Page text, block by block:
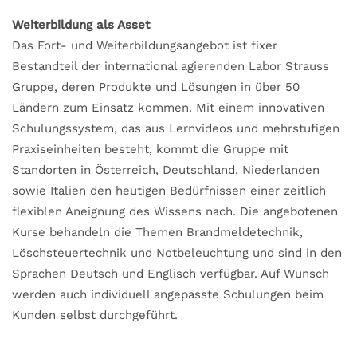
Weiterbildung als Asset
Das Fort- und Weiterbildungsangebot ist fixer
Bestandteil der international agierenden Labor Strauss
Gruppe, deren Produkte und Lösungen in über 50
Ländern zum Einsatz kommen. Mit einem innovativen
Schulungssystem, das aus Lernvideos und mehrstufigen
Praxiseinheiten besteht, kommt die Gruppe mit
Standorten in Österreich, Deutschland, Niederlanden
sowie Italien den heutigen Bedürfnissen einer zeitlich
flexiblen Aneignung des Wissens nach. Die angebotenen
Kurse behandeln die Themen Brandmeldetechnik,
Löschsteuertechnik und Notbeleuchtung und sind in den
Sprachen Deutsch und Englisch verfügbar. Auf Wunsch
werden auch individuell angepasste Schulungen beim
Kunden selbst durchgeführt.